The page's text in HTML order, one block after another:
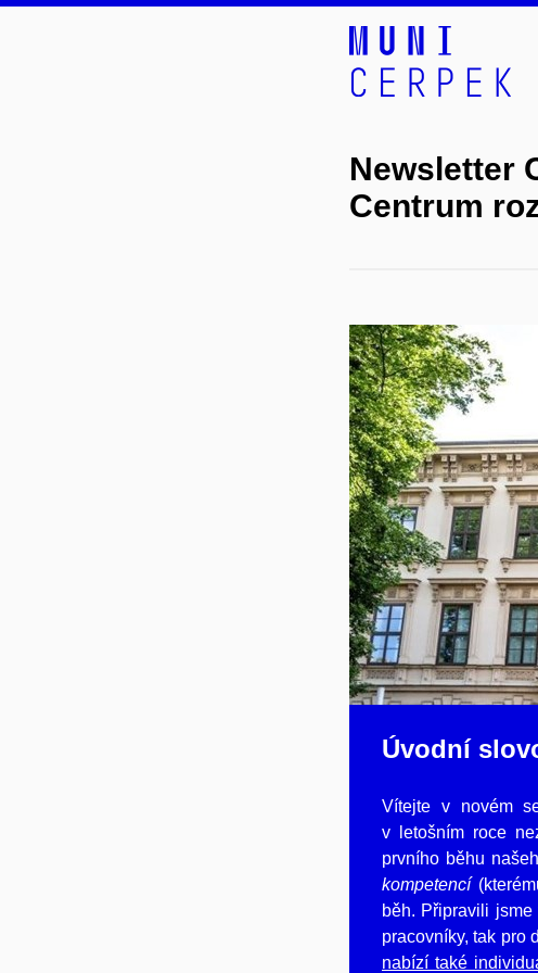
Newsletter
Centrum
Úvodní
Vítejte v novém
v letošním roce
prvního běhu
kompetencí
běh. Připravili
pracovníky, tak pro
nabízí také